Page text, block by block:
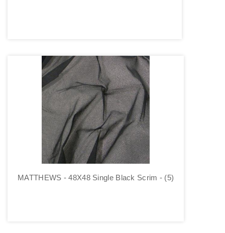
MATTHEWS - 48X48 Single Black Scrim - (5)